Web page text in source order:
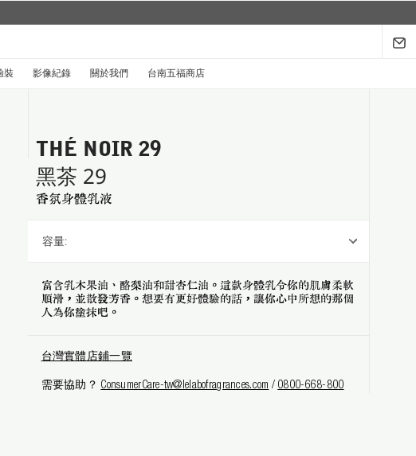
裝 影像紀錄 關於我們 台南五福商店
THÉ NOIR 29
黑茶 29
香氛身體乳液
容量:
富含乳木果油、酪梨油和甜杏仁油。這款身體乳令你的肌膚柔軟
順滑，並散發芳香。想要有更好體驗的話，讓你心中所想的那個
人為你塗抹吧。
台灣實體店鋪一覽
需要協助？ ConsumerCare-tw@lelabofragrances.com / 0800-668-800